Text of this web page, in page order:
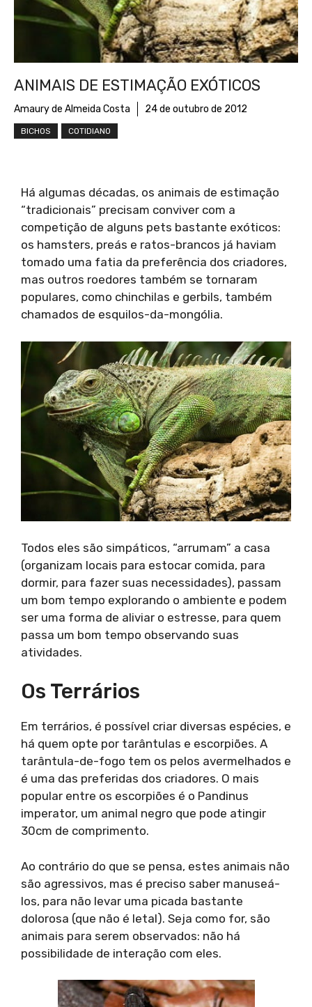
ANIMAIS DE ESTIMAÇÃO EXÓTICOS
Amaury de Almeida Costa 24 de outubro de 2012
BICHOS COTIDIANO
Há algumas décadas, os animais de estimação
“tradicionais” precisam conviver com a
competição de alguns pets bastante exóticos:
os hamsters, preás e ratos-brancos já haviam
tomado uma fatia da preferência dos criadores,
mas outros roedores também se tornaram
populares, como chinchilas e gerbils, também
chamados de esquilos-da-mongólia.
Todos eles são simpáticos, “arrumam” a casa
(organizam locais para estocar comida, para
dormir, para fazer suas necessidades), passam
um bom tempo explorando o ambiente e podem
ser uma forma de aliviar o estresse, para quem
passa um bom tempo observando suas
atividades.
Os Terrários
Em terrários, é possível criar diversas espécies, e
há quem opte por tarântulas e escorpiões. A
tarântula-de-fogo tem os pelos avermelhados e
é uma das preferidas dos criadores. O mais
popular entre os escorpiões é o Pandinus
imperator, um animal negro que pode atingir
30cm de comprimento.
Ao contrário do que se pensa, estes animais não
são agressivos, mas é preciso saber manuseá-
los, para não levar uma picada bastante
dolorosa (que não é letal). Seja como for, são
animais para serem observados: não há
possibilidade de interação com eles.